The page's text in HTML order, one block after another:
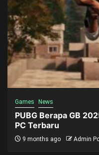
Games News
PUBG Berapa GB
PC Terbaru
9 months ago Admin